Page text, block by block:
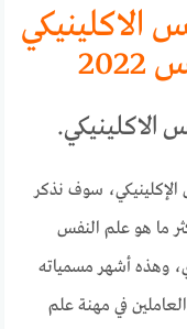
الاكلينيكي
الاكلينيكي.
سوف نذكر
ما هو علم النفس
وهذه أشهر مسمياته
والعاملين في مهنة علم